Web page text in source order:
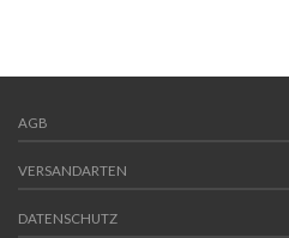
AGB
VERSANDARTEN
DATENSCHUTZ